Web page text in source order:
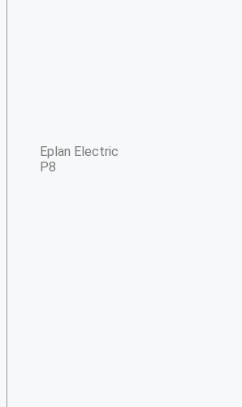
Eplan Electric
P8